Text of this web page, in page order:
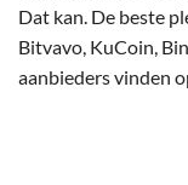
Dat kan. De beste
Bitvavo, KuCoin,
aanbieders vinden